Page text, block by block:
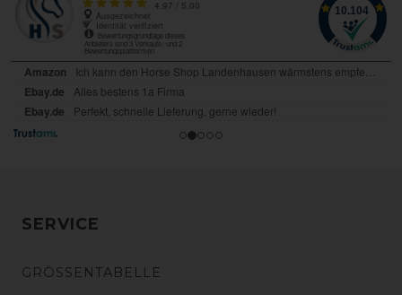
SERVICE
GRÖSSENTABELLE